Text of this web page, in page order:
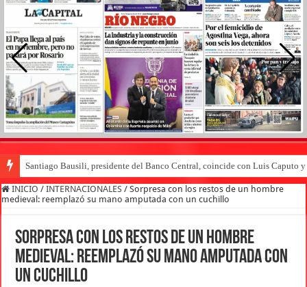
Santiago Bausili, presidente del Banco Central, coincide con Luis Caputo
INICIO / INTERNACIONALES / Sorpresa con los restos de un hombre
medieval: reemplazó su mano amputada con un cuchillo
Sorpresa con los restos de un hombre
medieval: reemplazó su mano amputada con
un cuchillo